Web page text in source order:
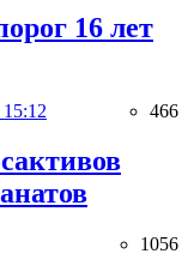
16 лет
15:12 466
1056